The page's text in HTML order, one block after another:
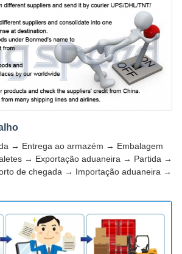
→ Entrega ao armazém → Embalagem
→ Exportação aduaneira → Partida →
de chegada → Importação aduaneira →